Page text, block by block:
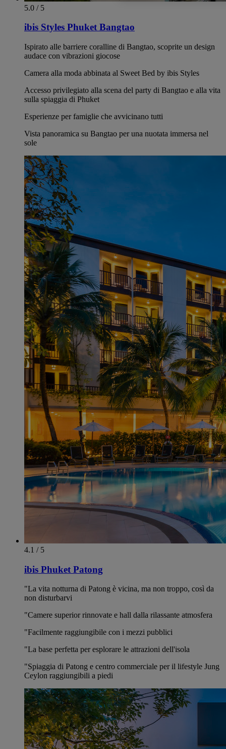
5.0 / 5
ibis Styles Phuket Bangtao
Ispirato alle barriere coralline di Bangtao, scoprite un design
audace con vibrazioni giocose
Camera alla moda abbinata al Sweet Bed by ibis Styles
Accesso privilegiato alla scena del party di Bangtao e alla vita
sulla spiaggia di Phuket
Esperienze per famiglie che avvicinano tutti
Vista panoramica su Bangtao per una nuotata immersa nel
sole
4.1 / 5
ibis Phuket Patong
"La vita notturna di Patong è vicina, ma non troppo, così da
non disturbarvi
"Camere superior rinnovate e hall dalla rilassante atmosfera
"Facilmente raggiungibile con i mezzi pubblici
"La base perfetta per esplorare le attrazioni dell'isola
"Spiaggia di Patong e centro commerciale per il lifestyle Jung
Ceylon raggiungibili a piedi